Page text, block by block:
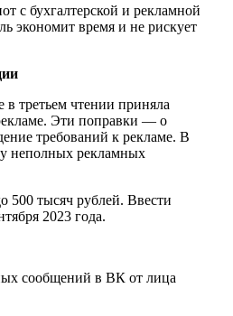
с бухгалтерской и рекламной
экономит время и не рискует
третьем чтении приняла
Эти поправки — о
требований к рекламе. В
неполных рекламных
500 тысяч рублей. Ввести
2023 года.
сообщений в ВК от лица